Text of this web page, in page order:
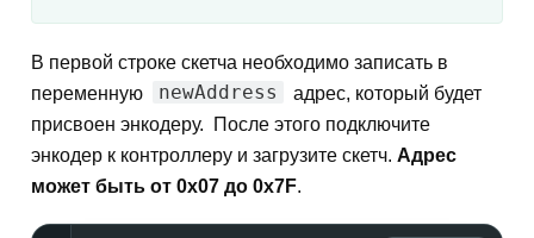
В первой строке скетча необходимо записать в
переменную
newAddress
адрес, который будет
присвоен энкодеру. После этого подключите
энкодер к контроллеру и загрузите скетч. Адрес
может быть от 0х07 до 0х7F.